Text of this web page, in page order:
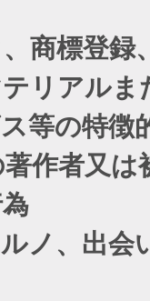
標登録
リアル
等の特
者又は
、出会